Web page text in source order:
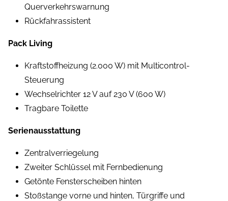
Querverkehrswarnung
Rückfahrassistent
Pack Living
Kraftstoffheizung (2.000 W) mit Multicontrol-
Steuerung
Wechselrichter 12 V auf 230 V (600 W)
Tragbare Toilette
Serienausstattung
Zentralverriegelung
Zweiter Schlüssel mit Fernbedienung
Getönte Fensterscheiben hinten
Stoßstange vorne und hinten, Türgriffe und